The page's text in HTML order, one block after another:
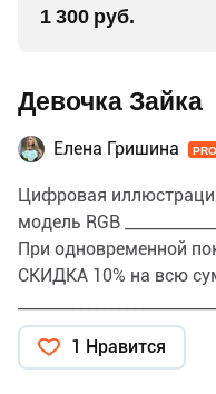
1 300 руб.
Девочка Зайка
Елена Гришина PRO
Цифровая
модель RGB
При одновременной
СКИДКА 10% на всю
ПРИМЕНЕНИЕ и
можно использовать
1 Нравится